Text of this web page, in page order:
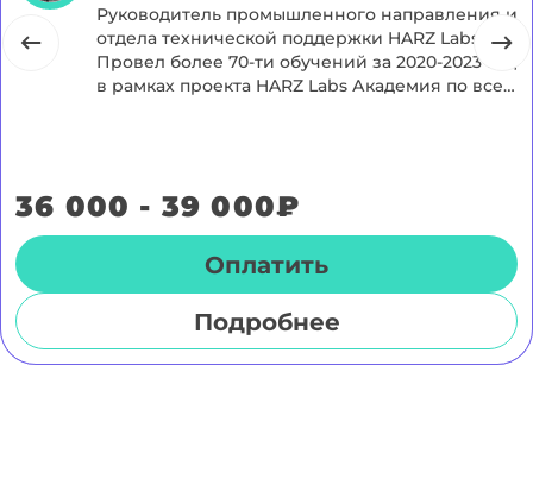
Руководитель промышленного направления и
отдела технической поддержки HARZ Labs
Провел более 70-ти обучений за 2020-2023 год
в рамках проекта HARZ Labs Академия по всей
36 000 - 39 000₽
Оплатить
Подробнее